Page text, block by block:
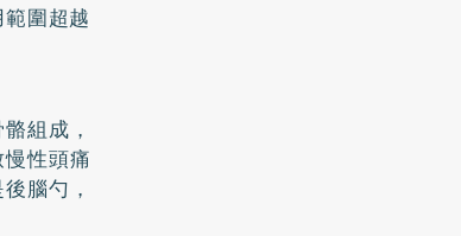
圍超越
組成，
性頭痛
腦勺，